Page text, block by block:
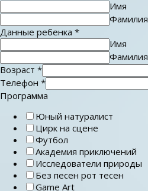
Имя
Фамилия
Данные ребенка *
Имя
Фамилия
Возраст *
Телефон *
Программа
Юный натуралист
Цирк на сцене
Футбол
Академия приключений
Исследователи природы
Без песен рот тесен
Game Art